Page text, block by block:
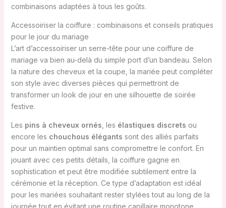
combinaisons adaptées à tous les goûts.
Accessoiriser la coiffure : combinaisons et conseils pratiques
pour le jour du mariage
L’art d’accessoiriser un serre-tête pour une coiffure de
mariage va bien au-delà du simple port d’un bandeau. Selon
la nature des cheveux et la coupe, la mariée peut compléter
son style avec diverses pièces qui permettront de
transformer un look de jour en une silhouette de soirée
festive.
Les pins à cheveux ornés , les élastiques discrets ou
encore les chouchous élégants sont des alliés parfaits
pour un maintien optimal sans compromettre le confort. En
jouant avec ces petits détails, la coiffure gagne en
sophistication et peut être modifiée subtilement entre la
cérémonie et la réception. Ce type d’adaptation est idéal
pour les mariées souhaitant rester stylées tout au long de la
journée tout en évitant une routine capillaire monotone.